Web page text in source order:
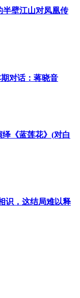
半壁江山对凤凰传
对话：蒋晓音
《蓝莲花》(对白
识，这结局难以释